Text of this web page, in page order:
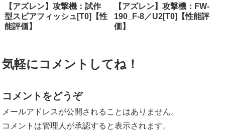
【アズレン】攻撃機：試作
型スピアフィッシュ[T0]【性
能評価】
【アズレン】攻撃機：FW-
190_F-8／U2[T0]【性能評
価】
気軽にコメントしてね！
コメントをどうぞ
メールアドレスが公開されることはありません。
コメントは管理人が承認すると表示されます。